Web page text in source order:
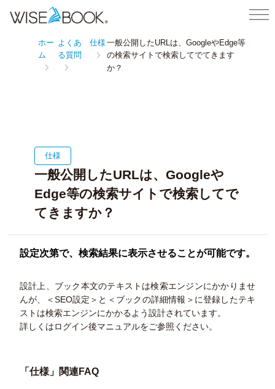
ホー
ム
よくあ
る質問
仕様 一般公開したURLは、GoogleやEdge等
の検索サイトで検索してでてきます
か？
仕様
一般公開したURLは、Googleや
Edge等の検索サイトで検索してで
てきますか？
設定次第で、検索結果に表示させることが可能です。
設計上、ブック本文のテキストは検索エンジンにかかりませ
んが、＜SEO設定＞と＜ブックの詳細情報＞に登録したテキ
ストは検索エンジンにかかるよう設計されています。
詳しくはログイン後マニュアルをご参照ください。
「仕様」関連FAQ